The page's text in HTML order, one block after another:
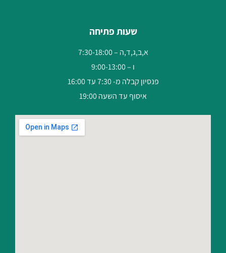
שעות פתיחה
א,ב,ג,ד,ה – 7:30-18:00
ו – 9:00-13:00
פנסיון קבלה מ- 7:30 עד 16:00
איסוף עד השעה 19:00